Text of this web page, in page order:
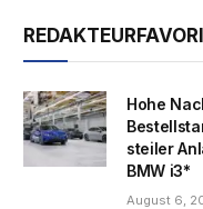
Hohe
steiler
BMW i3*
August 6,